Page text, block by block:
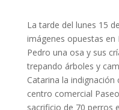
La tarde del lunes 15
imágenes opuestas en
Pedro una osa y sus
trepando árboles y
Catarina la
centro comercial
sacrificio de 70 perros